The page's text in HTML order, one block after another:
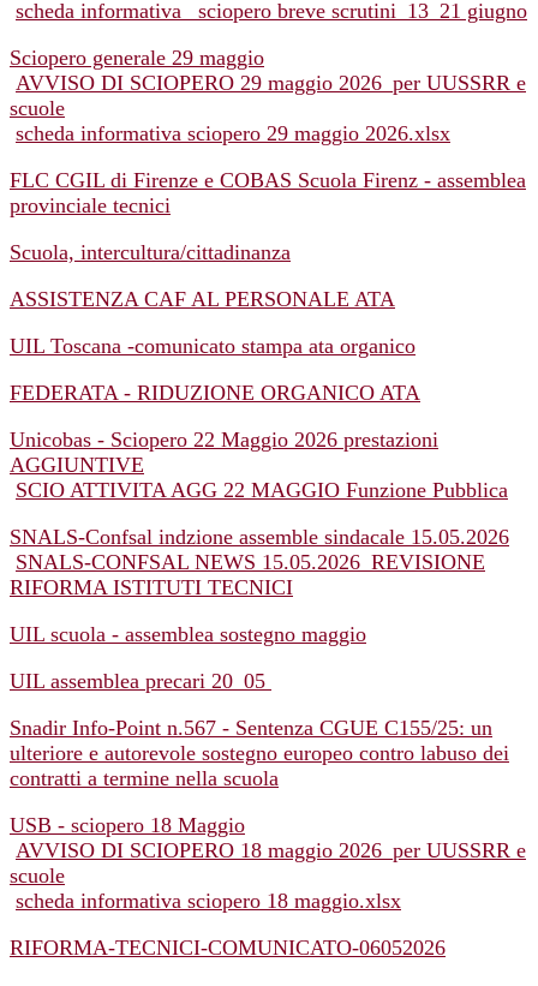
scheda informativa_ sciopero breve scrutini_13_21 giugno
Sciopero generale 29 maggio
AVVISO DI SCIOPERO 29 maggio 2026_per UUSSRR e
scuole
scheda informativa sciopero 29 maggio 2026.xlsx
FLC CGIL di Firenze e COBAS Scuola Firenz - assemblea
provinciale tecnici
Scuola, intercultura/cittadinanza
ASSISTENZA CAF AL PERSONALE ATA
UIL Toscana -comunicato stampa ata organico
FEDERATA - RIDUZIONE ORGANICO ATA
Unicobas - Sciopero 22 Maggio 2026 prestazioni
AGGIUNTIVE
SCIO ATTIVITA AGG 22 MAGGIO Funzione Pubblica
SNALS-Confsal indzione assemble sindacale 15.05.2026
SNALS-CONFSAL NEWS 15.05.2026_REVISIONE
RIFORMA ISTITUTI TECNICI
UIL scuola - assemblea sostegno maggio
UIL assemblea precari 20_05
Snadir Info-Point n.567 - Sentenza CGUE C155/25: un
ulteriore e autorevole sostegno europeo contro labuso dei
contratti a termine nella scuola
USB - sciopero 18 Maggio
AVVISO DI SCIOPERO 18 maggio 2026_per UUSSRR e
scuole
scheda informativa sciopero 18 maggio.xlsx
RIFORMA-TECNICI-COMUNICATO-06052026